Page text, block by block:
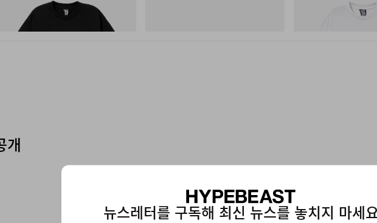
COTTON T-SHIRT #1
쇼핑하기
개
뉴스레터를 구독해 최신 뉴스를 놓치지 마세